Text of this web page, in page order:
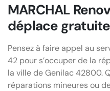
MARCHAL
déplace
Pensez à faire appel au
42 pour s’occuper de la
la ville de Genilac 42800.
réparations mineures ou